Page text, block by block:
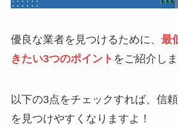
優良な業者を見つけるために、 最
きたい3つのポイント をご紹介しま
以下の3点をチェックすれば、信
を見つけやすくなりますよ！